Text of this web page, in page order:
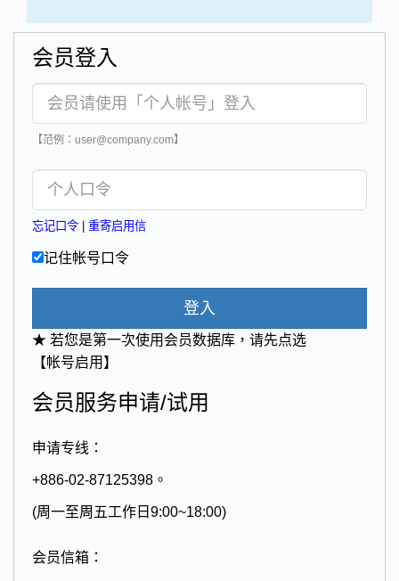
会员登入
【范例：user@company.com】
忘记口令 重寄启用信
记住帐号口令
登入
★ 若您是第一次使用会员数据库，请先点选
【帐号启用】
会员服务申请/试用
申请专线：
+886-02-87125398。
(周一至周五工作日9:00~18:00)
会员信箱：